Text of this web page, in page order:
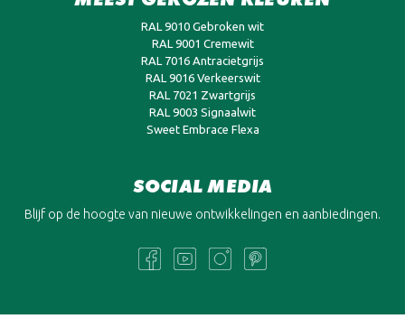
RAL 9010 Gebroken wit
RAL 9001 Cremewit
RAL 7016 Antracietgrijs
RAL 9016 Verkeerswit
RAL 7021 Zwartgrijs
RAL 9003 Signaalwit
Sweet Embrace Flexa
SOCIAL MEDIA
Blijf op de hoogte van nieuwe ontwikkelingen en aanbiedingen.